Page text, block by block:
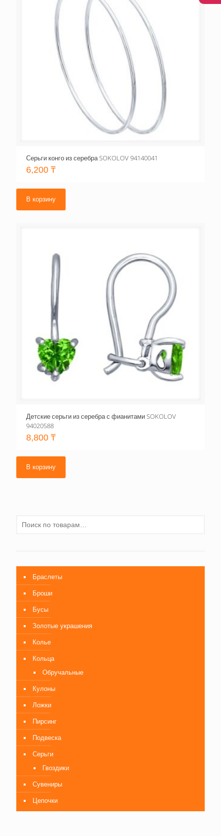
Серьги конго из серебра SOKOLOV 94140041
6,200 ₸
В корзину
Детские серьги из серебра с фианитами SOKOLOV
94020588
8,800 ₸
В корзину
Браслеты
Броши
Бусы
Золотые украшения
Колье
Кольца
Обручальные
Кулоны
Ложки
Пирсинг
Подвеска
Серьги
Гвоздики
Сувениры
Цепочки